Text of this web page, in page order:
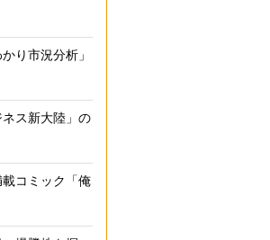
り市況分析」
ス新大陸」の
コミック「俺